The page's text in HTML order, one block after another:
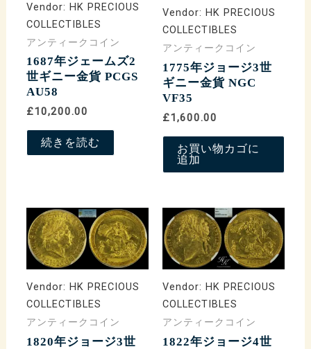
Vendor: HK PRECIOUS
COLLECTIBLES
アンティークコイン
1687年ジェームズ2
世ギニー金貨 PCGS
AU58
£10,200.00
続きを読む
Vendor: HK PRECIOUS
COLLECTIBLES
アンティークコイン
1775年ジョージ3世
ギニー金貨 NGC
VF35
£1,600.00
お買い物カゴに
追加
Vendor: HK PRECIOUS
COLLECTIBLES
アンティークコイン
1820年ジョージ3世
Vendor: HK PRECIOUS
COLLECTIBLES
アンティークコイン
1822年ジョージ4世